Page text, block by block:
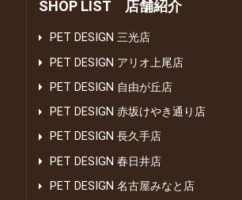
SHOP LIST 店舗紹介
PET DESIGN 三光店
PET DESIGN アリオ上尾店
PET DESIGN 自由が丘店
PET DESIGN 赤坂けやき通り店
PET DESIGN 長久手店
PET DESIGN 春日井店
PET DESIGN 名古屋みなと店